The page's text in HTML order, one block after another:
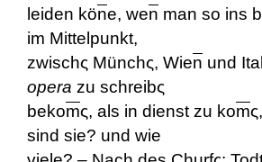
leiden köne, wen man so ins
im Mittelpunkt,
zwischς Münchς, Wien und
opera zu schreibς
bekomς, als in dienst zu kom
sind sie? und wie